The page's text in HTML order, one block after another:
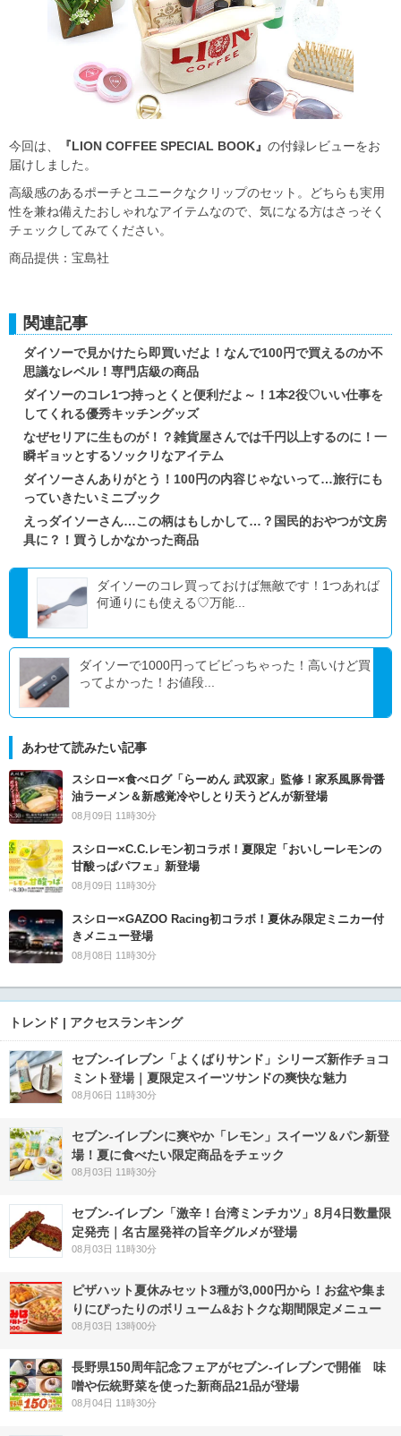
今回は、 『LION COFFEE SPECIAL BOOK』 の付録レビューをお
届けしました。
高級感のあるポーチとユニークなクリップのセット。どちらも実用
性を兼ね備えたおしゃれなアイテムなので、気になる方はさっそく
チェックしてみてください。
商品提供：宝島社
関連記事
ダイソーで見かけたら即買いだよ！なんで100円で買えるのか不
思議なレベル！専門店級の商品
ダイソーのコレ1つ持っとくと便利だよ～！1本2役♡いい仕事を
してくれる優秀キッチングッズ
なぜセリアに生ものが！？雑貨屋さんでは千円以上するのに！一
瞬ギョッとするソックリなアイテム
ダイソーさんありがとう！100円の内容じゃないって…旅行にも
っていきたいミニブック
えっダイソーさん…この柄はもしかして…？国民的おやつが文房
具に？！買うしかなかった商品
ダイソーのコレ買っておけば無敵です！1つあれば
何通りにも使える♡万能...
ダイソーで1000円ってビビっちゃった！高いけど買
ってよかった！お値段...
あわせて読みたい記事
スシロー×食べログ「らーめん 武双家」監修！家系風豚骨醤
油ラーメン＆新感覚冷やしとり天うどんが新登場
08月09日 11時30分
スシロー×C.C.レモン初コラボ！夏限定「おいしーレモンの
甘酸っぱパフェ」新登場
08月09日 11時30分
スシロー×GAZOO Racing初コラボ！夏休み限定ミニカー付
きメニュー登場
08月08日 11時30分
トレンド | アクセスランキング
セブン‐イレブン「よくばりサンド」シリーズ新作チョコ
ミント登場｜夏限定スイーツサンドの爽快な魅力
08月06日 11時30分
セブン‐イレブンに爽やか「レモン」スイーツ＆パン新登
場！夏に食べたい限定商品をチェック
08月03日 11時30分
セブン-イレブン「激辛！台湾ミンチカツ」8月4日数量限
定発売｜名古屋発祥の旨辛グルメが登場
08月03日 11時30分
ピザハット夏休みセット3種が3,000円から！お盆や集ま
りにぴったりのボリューム&おトクな期間限定メニュー
08月03日 13時00分
長野県150周年記念フェアがセブン-イレブンで開催 味
噌や伝統野菜を使った新商品21品が登場
08月04日 11時30分